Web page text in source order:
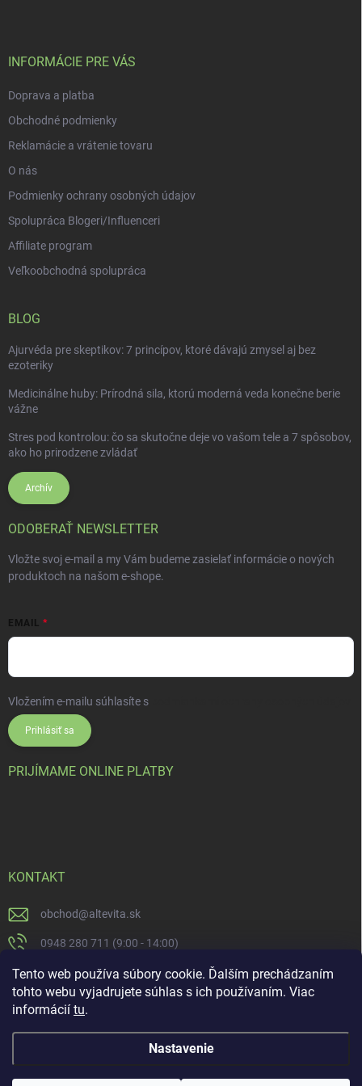
Tento web používa súbory cookie. Ďalším prechádzaním
tohto webu vyjadrujete súhlas s ich používaním. Viac
informácií tu.
Nastavenie
INFORMÁCIE PRE VÁS
Doprava a platba
Obchodné podmienky
Reklamácie a vrátenie tovaru
O nás
Podmienky ochrany osobných údajov
Spolupráca Blogeri/Influenceri
Affiliate program
Veľkoobchodná spolupráca
BLOG
Ajurvéda pre skeptikov: 7 princípov, ktoré dávajú zmysel aj bez
ezoteriky
Medicinálne huby: Prírodná sila, ktorú moderná veda konečne berie
vážne
Stres pod kontrolou: čo sa skutočne deje vo vašom tele a 7 spôsobov,
ako ho prirodzene zvládať
Archív
ODOBERAŤ NEWSLETTER
Vložte svoj e-mail a my Vám budeme zasielať informácie o nových
produktoch na našom e-shope.
EMAIL
Vložením e-mailu súhlasíte s
Prihlásiť sa
PRIJÍMAME ONLINE PLATBY
KONTAKT
obchod@altevita.sk
0948 280 711 (9:00 - 14:00)
Altevita.sk
altevita
Copyright 2026Altevita.sk - life - health - beauty. Všetky práva vyhradené.